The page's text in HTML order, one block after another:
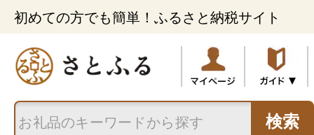
初めての方でも簡単！ふるさと納税サイト
検索